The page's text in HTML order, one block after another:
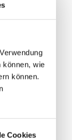
können, wie
können.
Cookies